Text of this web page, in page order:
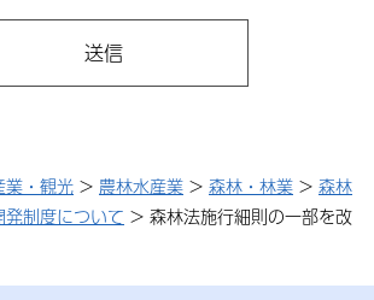
業・観光 > 農林水産業 > 森林・林業 > 森林
発制度について > 森林法施行細則の一部を改